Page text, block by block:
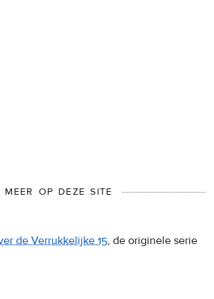
MEER OP DEZE SITE
de Verrukkelijke 15, de originele serie